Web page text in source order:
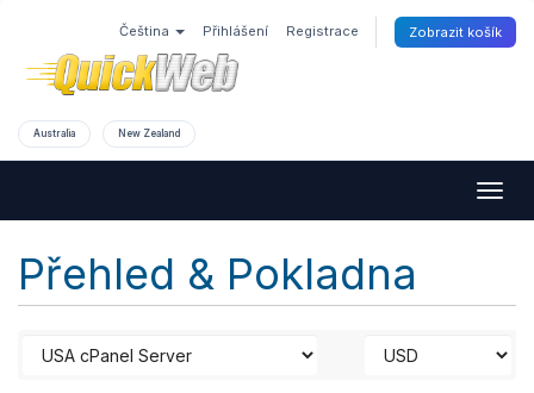
Čeština Přihlášení Registrace Zobrazit košík
Australia New Zealand
Přehled & Pokladna